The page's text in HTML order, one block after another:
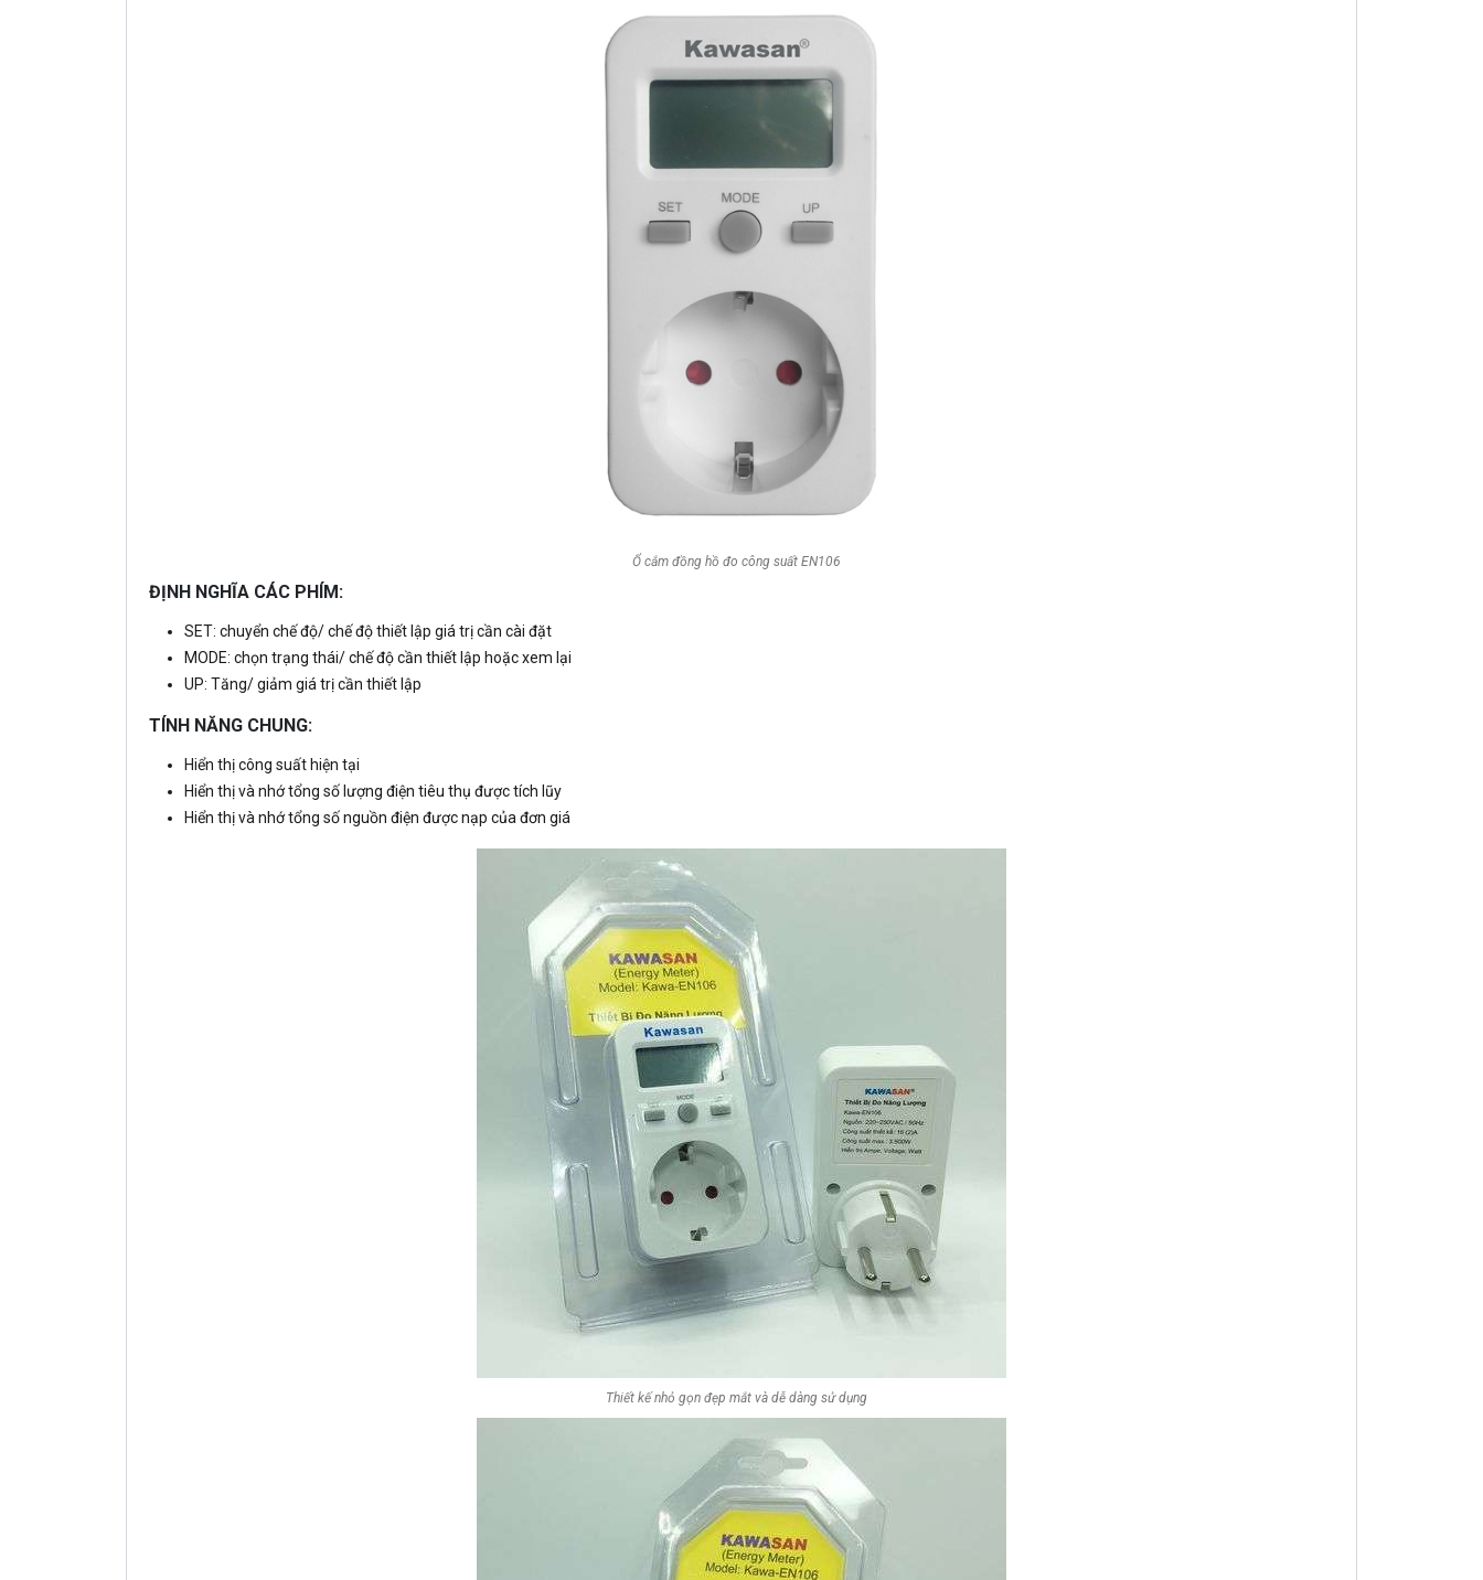
Ổ cắm đồng hồ đo công suất EN106
ĐỊNH NGHĨA CÁC PHÍM:
SET: chuyển chế độ/ chế độ thiết lập giá trị cần cài đặt
MODE: chọn trạng thái/ chế độ cần thiết lập hoặc xem lại
UP: Tăng/ giảm giá trị cần thiết lập
TÍNH NĂNG CHUNG:
Hiển thị công suất hiện tại
Hiển thị và nhớ tổng số lượng điện tiêu thụ được tích lũy
Hiển thị và nhớ tổng số nguồn điện được nạp của đơn giá
Thiết kế nhỏ gọn đẹp mắt và dễ dàng sử dụng